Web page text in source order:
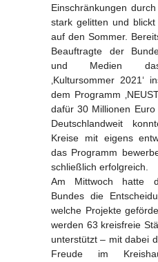
Einschränkungen
stark gelitten und
auf den Sommer.
Beauftragte der
und Medien das
‚Kultursommer 2021‘
dem Programm
dafür 30 Millionen
Deutschlandweit
Kreise mit eigens
das Programm
schließlich erfolgreich.
Am Mittwoch hatte
Bundes die
welche Projekte
werden 63 kreisfreie
unterstützt – mit dabei
Freude im